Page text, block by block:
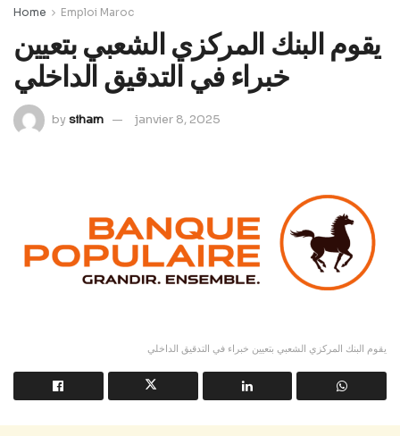
Home Emploi Maroc
يقوم البنك المركزي الشعبي بتعيين
خبراء في التدقيق الداخلي
bysiham janvier 8, 2025
يقوم البنك المركزي الشعبي بتعيين خبراء في التدقيق الداخلي